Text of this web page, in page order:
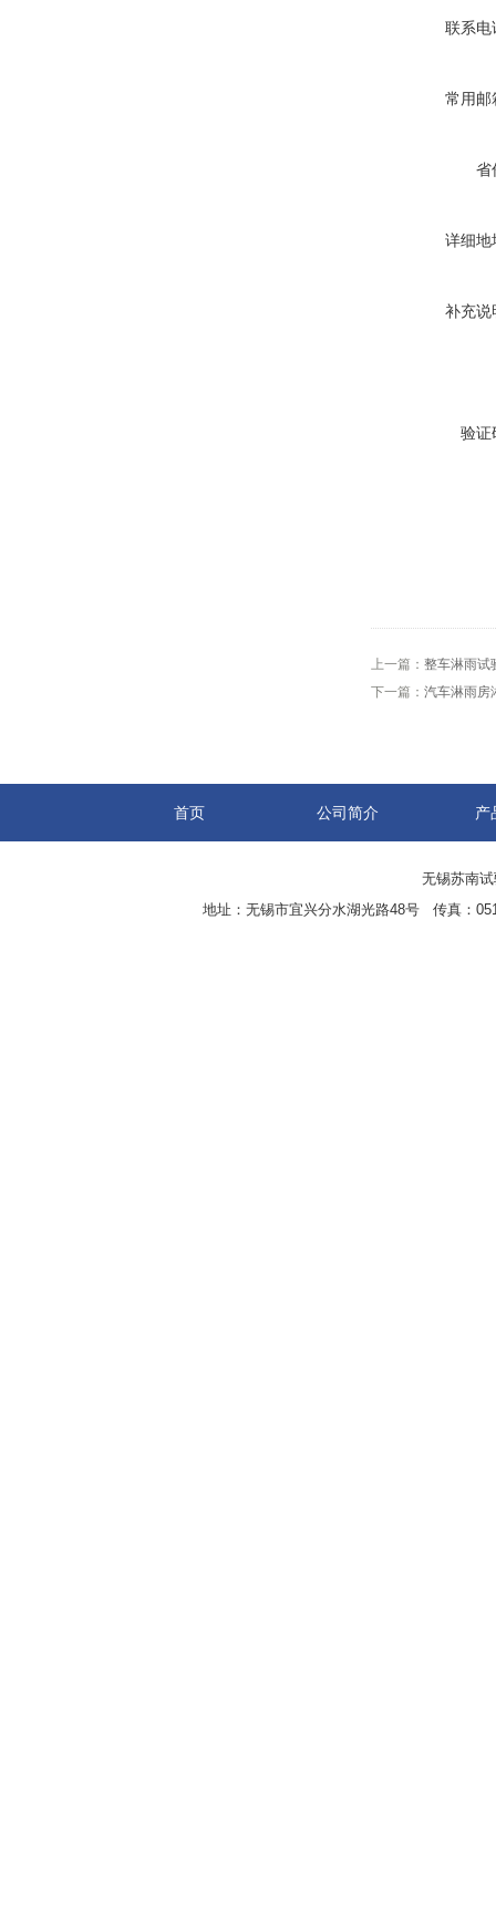
联系电
常用邮
省
详细地
补充说
验证
上一篇： 整车淋雨试
下一篇： 汽车淋雨房
首页 公司简介 产
无锡苏南
地址：无锡市宜兴分水湖光路48号 传真：